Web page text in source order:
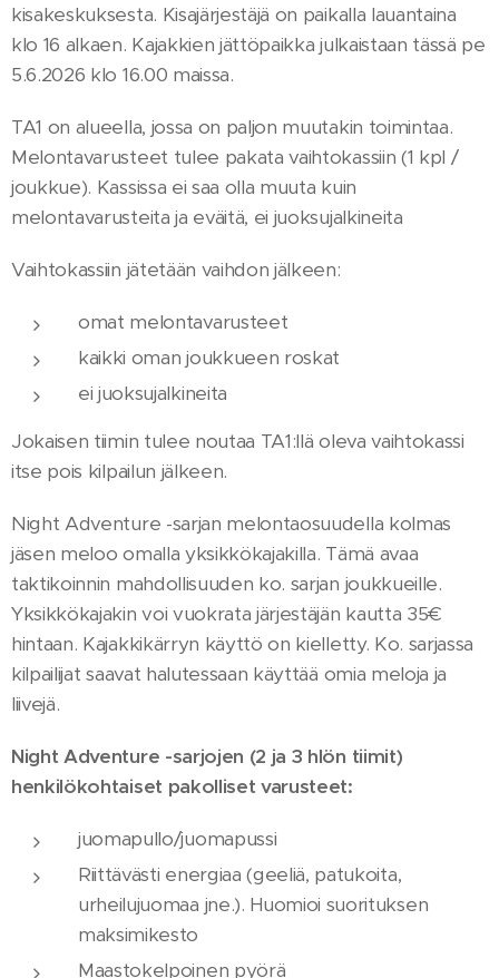
kisakeskuksesta. Kisajärjestäjä on paikalla lauantaina
klo 16 alkaen. Kajakkien jättöpaikka julkaistaan tässä pe
5.6.2026 klo 16.00 maissa.
TA1 on alueella, jossa on paljon muutakin toimintaa.
Melontavarusteet tulee pakata vaihtokassiin (1 kpl /
joukkue). Kassissa ei saa olla muuta kuin
melontavarusteita ja eväitä, ei juoksujalkineita
Vaihtokassiin jätetään vaihdon jälkeen:
omat melontavarusteet
kaikki oman joukkueen roskat
ei juoksujalkineita
Jokaisen tiimin tulee noutaa TA1:llä oleva vaihtokassi
itse pois kilpailun jälkeen.
Night Adventure -sarjan melontaosuudella kolmas
jäsen meloo omalla yksikkökajakilla. Tämä avaa
taktikoinnin mahdollisuuden ko. sarjan joukkueille.
Yksikkökajakin voi vuokrata järjestäjän kautta 35€
hintaan. Kajakkikärryn käyttö on kielletty. Ko. sarjassa
kilpailijat saavat halutessaan käyttää omia meloja ja
liivejä.
Night Adventure -sarjojen (2 ja 3 hlön tiimit)
henkilökohtaiset pakolliset varusteet:
juomapullo/juomapussi
Riittävästi energiaa (geeliä, patukoita,
urheilujuomaa jne.). Huomioi suorituksen
maksimikesto
Maastokelpoinen pyörä